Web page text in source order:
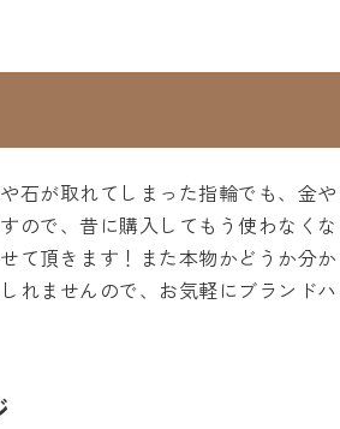
石が取れてしまった指輪でも、金
ので、昔に購入してもう使わなく
て頂きます！また本物かどうか分
れませんので、お気軽にブランド